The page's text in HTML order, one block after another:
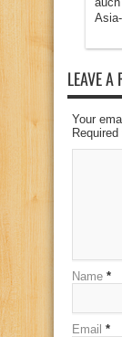
LEAVE A
Your
Name *
Email *